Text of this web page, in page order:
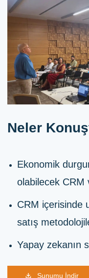
Neler
Ekonomik
olabilecek CRM
CRM içerisinde
satış
Yapay zekanın
Sunumu İndir